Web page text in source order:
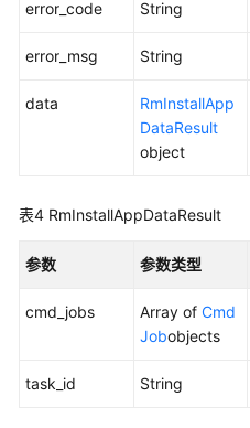
语
任
服
等
协
error_code String
error_msg String
data
RmInstallApp
DataResult
object
表4 RmInstallAppDataResult
参数 参数类型
cmd_jobs Array of Cmd
Jobobjects
task_id String